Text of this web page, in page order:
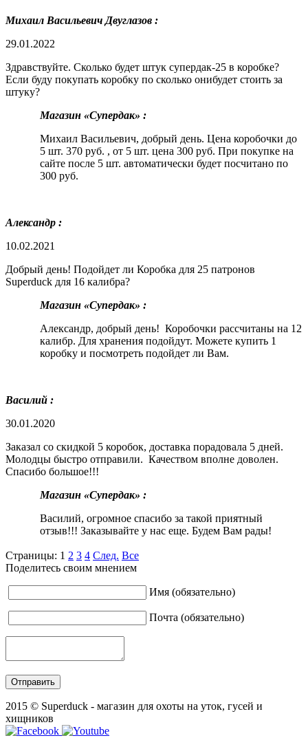
Михаил Васильевич Двуглазов :
29.01.2022
Здравствуйте. Сколько будет штук супердак-25 в коробке?
Если буду покупать коробку по сколько онибудет стоить за
штуку?
Магазин «Супердак» :
Михаил Васильевич, добрый день. Цена коробочки до
5 шт. 370 руб. , от 5 шт. цена 300 руб. При покупке на
сайте после 5 шт. автоматически будет посчитано по
300 руб.
Александр :
10.02.2021
Добрый день! Подойдет ли Коробка для 25 патронов
Superduck для 16 калибра?
Магазин «Супердак» :
Александр, добрый день! Коробочки рассчитаны на 12
калибр. Для хранения подойдут. Можете купить 1
коробку и посмотреть подойдет ли Вам.
Василий :
30.01.2020
Заказал со скидкой 5 коробок, доставка порадовала 5 дней.
Молодцы быстро отправили. Качеством вполне доволен.
Спасибо большое!!!
Магазин «Супердак» :
Василий, огромное спасибо за такой приятный
отзыв!!! Заказывайте у нас еще. Будем Вам рады!
Страницы: 1 2 3 4 След. Все
Поделитесь своим мнением
Имя (обязательно)
Почта (обязательно)
2015 © Superduck - магазин для охоты на уток, гусей и
хищников